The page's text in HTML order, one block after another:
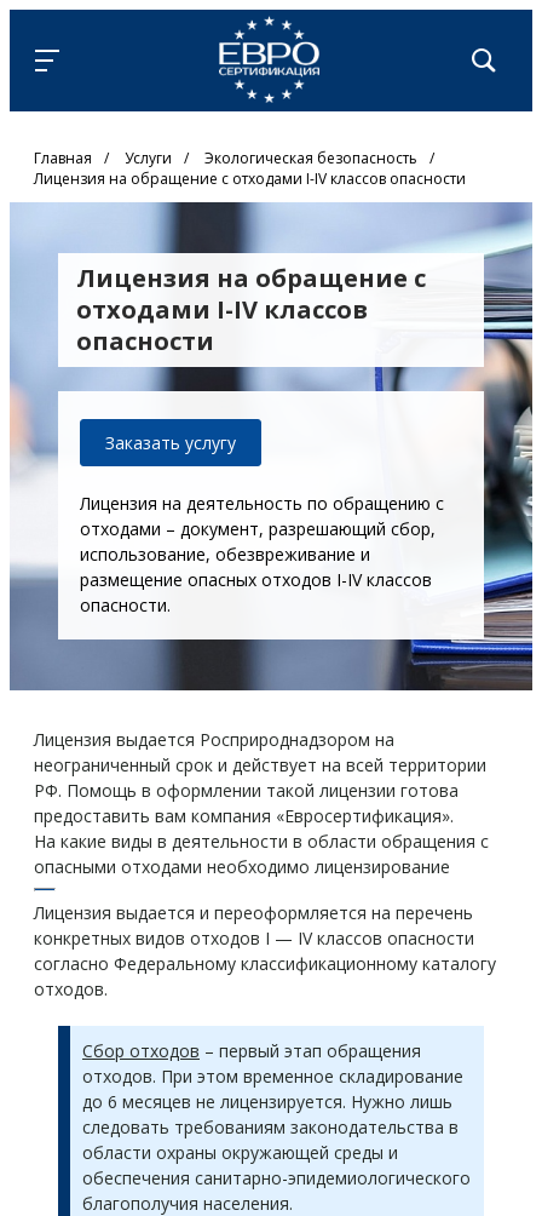
Главная / Услуги / Экологическая безопасность
/
Лицензия на обращение с отходами I-IV классов опасности
Лицензия на обращение с
отходами I-IV классов
опасности
Заказать услугу
Лицензия на деятельность по обращению с
отходами – документ, разрешающий сбор,
использование, обезвреживание и
размещение опасных отходов I-IV классов
опасности.
Лицензия выдается Росприроднадзором на
неограниченный срок и действует на всей территории
РФ. Помощь в оформлении такой лицензии готова
предоставить вам компания «Евросертификация».
На какие виды в деятельности в области обращения с
опасными отходами необходимо лицензирование
Лицензия выдается и переоформляется на перечень
конкретных видов отходов I — IV классов опасности
согласно Федеральному классификационному каталогу
отходов.
Сбор отходов – первый этап обращения
отходов. При этом временное складирование
до 6 месяцев не лицензируется. Нужно лишь
следовать требованиям законодательства в
области охраны окружающей среды и
обеспечения санитарно-эпидемиологического
благополучия населения.